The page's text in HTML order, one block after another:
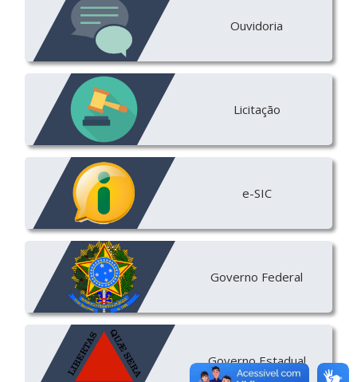
Ouvidoria
Licitação
e-SIC
Governo Federal
Governo Estadual